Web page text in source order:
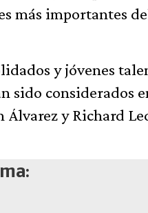
más importantes
y jóvenes
sido considerados
y Richard